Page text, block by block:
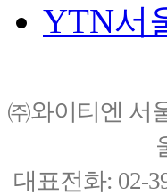
YTN서
㈜와이티엔 서
대표전화: 02-